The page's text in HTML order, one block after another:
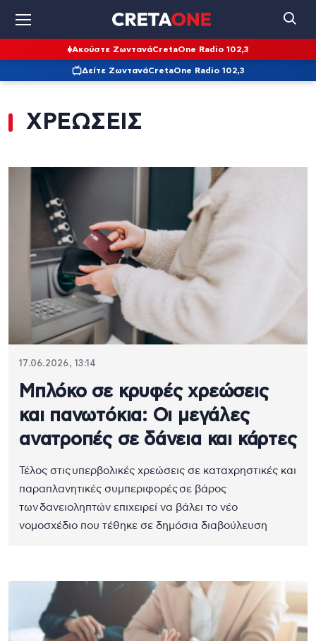
Ακούστε ΖωντανάCretaOne Radio 102,3
Δείτε ΖωντανάCretaOne Radio 102,3
ΧΡΕΩΣΕΙΣ
17.06.2026, 13:14
Μπλόκο σε κρυφές χρεώσεις
και πανωτόκια: Οι μεγάλες
ανατροπές σε δάνεια και κάρτες
Τέλος στις υπερβολικές χρεώσεις σε καταχρηστικές και
παραπλανητικές συμπεριφορές σε βάρος
των δανειοληπτών επιχειρεί να βάλει το νέο
νομοσχέδιο που τέθηκε σε δημόσια διαβούλευση